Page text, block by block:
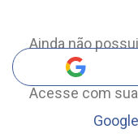
Ainda não
Acesse com
Google